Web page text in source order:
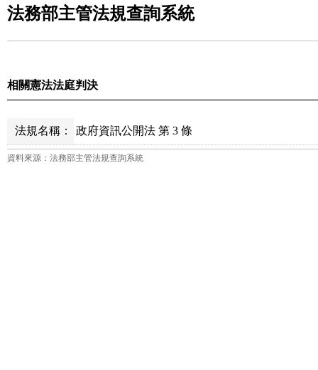
法務部主管法規查詢系統
相關憲法法庭判決
法規名稱： 政府資訊公開法 第 3 條
資料來源：法務部主管法規查詢系統